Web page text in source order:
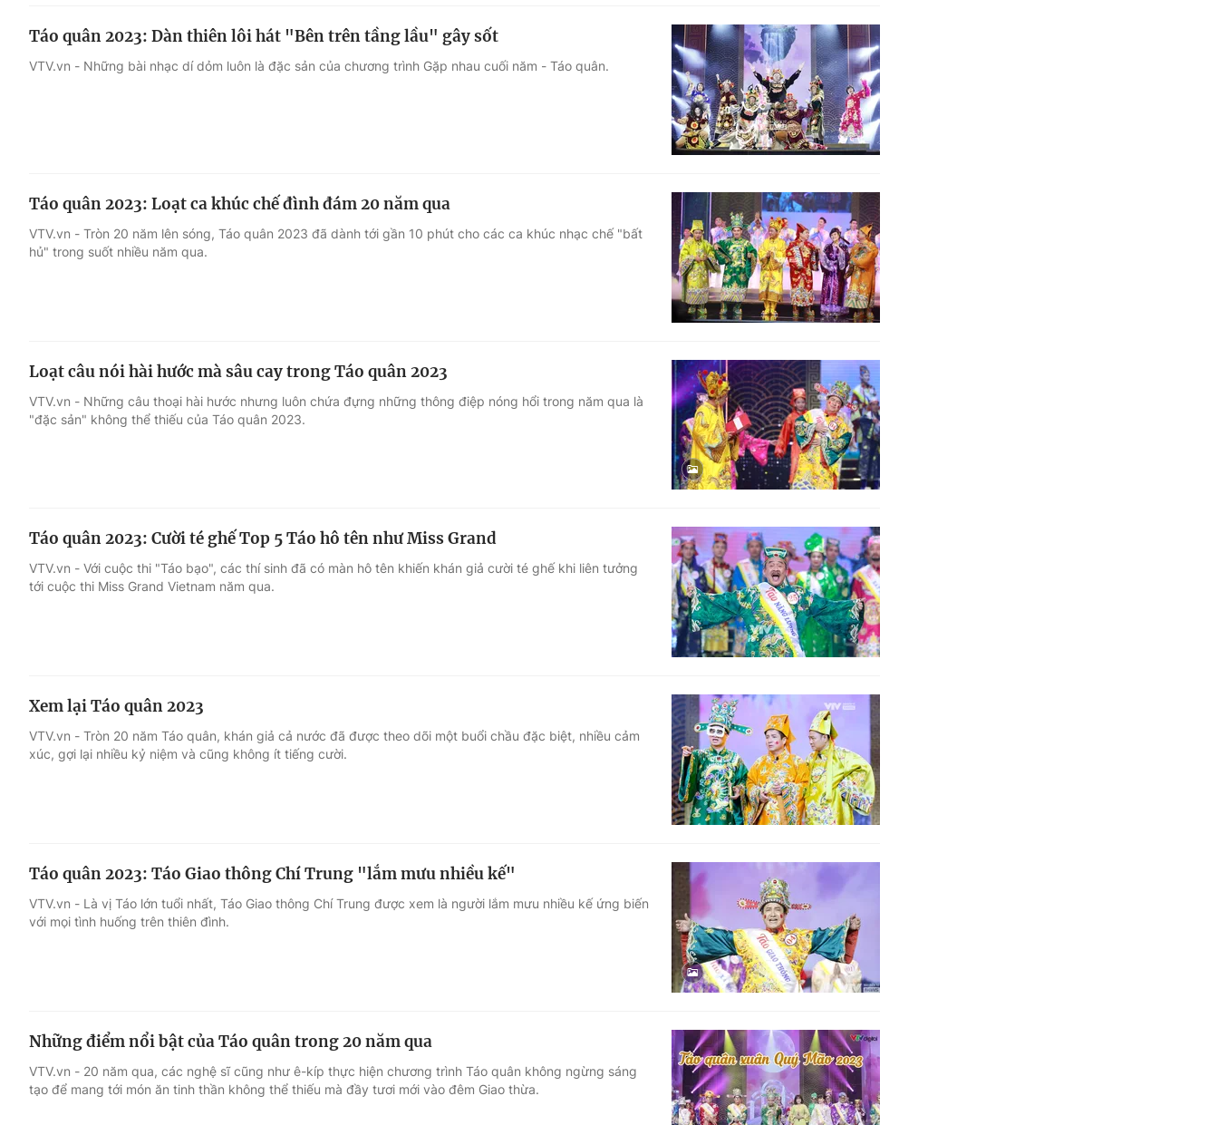
Táo quân 2023: Dàn thiên lôi hát "Bên trên tầng lầu" gây sốt
VTV.vn - Những bài nhạc dí dỏm luôn là đặc sản của chương trình Gặp nhau cuối năm - Táo quân.
Táo quân 2023: Loạt ca khúc chế đình đám 20 năm qua
VTV.vn - Tròn 20 năm lên sóng, Táo quân 2023 đã dành tới gần 10 phút cho các ca khúc nhạc chế "bất
hủ" trong suốt nhiều năm qua.
Loạt câu nói hài hước mà sâu cay trong Táo quân 2023
VTV.vn - Những câu thoại hài hước nhưng luôn chứa đựng những thông điệp nóng hổi trong năm qua là
"đặc sản" không thể thiếu của Táo quân 2023.
Táo quân 2023: Cười té ghế Top 5 Táo hô tên như Miss Grand
VTV.vn - Với cuộc thi "Táo bạo", các thí sinh đã có màn hô tên khiến khán giả cười té ghế khi liên tưởng
tới cuộc thi Miss Grand Vietnam năm qua.
Xem lại Táo quân 2023
VTV.vn - Tròn 20 năm Táo quân, khán giả cả nước đã được theo dõi một buổi chầu đặc biệt, nhiều cảm
xúc, gợi lại nhiều kỷ niệm và cũng không ít tiếng cười.
Táo quân 2023: Táo Giao thông Chí Trung "lắm mưu nhiều kế"
VTV.vn - Là vị Táo lớn tuổi nhất, Táo Giao thông Chí Trung được xem là người lắm mưu nhiều kế ứng biến
với mọi tình huống trên thiên đình.
Những điểm nổi bật của Táo quân trong 20 năm qua
VTV.vn - 20 năm qua, các nghệ sĩ cũng như ê-kíp thực hiện chương trình Táo quân không ngừng sáng
tạo để mang tới món ăn tinh thần không thể thiếu mà đầy tươi mới vào đêm Giao thừa.